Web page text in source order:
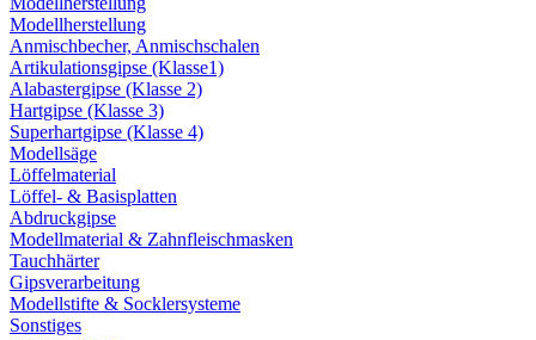
Modellherstellung
Anmischbecher, Anmischschalen
Artikulationsgipse (Klasse1)
Alabastergipse (Klasse 2)
Hartgipse (Klasse 3)
Superhartgipse (Klasse 4)
Modellsäge
Löffelmaterial
Löffel- & Basisplatten
Abdruckgipse
Modellmaterial & Zahnfleischmasken
Tauchhärter
Gipsverarbeitung
Modellstifte & Socklersysteme
Sonstiges